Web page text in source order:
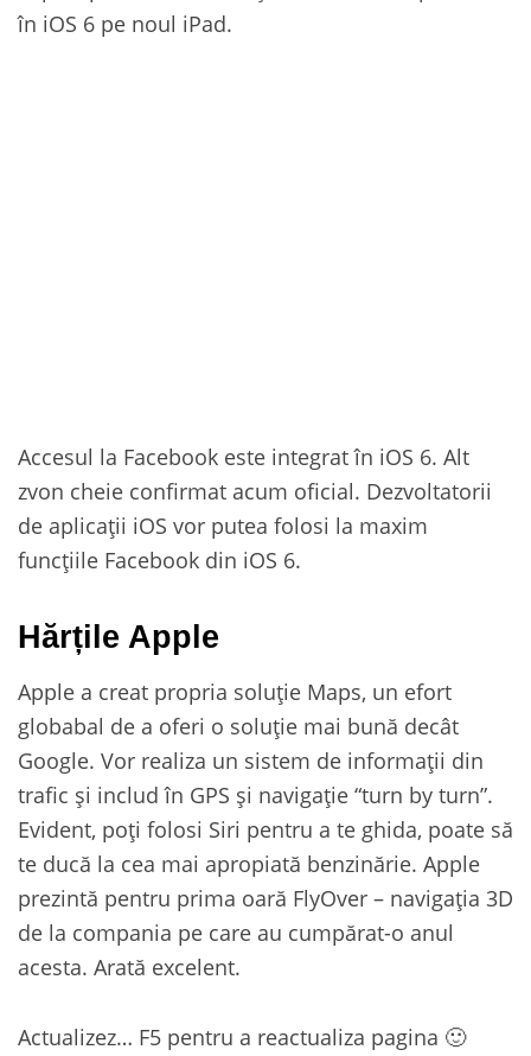
în iOS 6 pe noul iPad.
Accesul la Facebook este integrat în iOS 6. Alt
zvon cheie confirmat acum oficial. Dezvoltatorii
de aplicații iOS vor putea folosi la maxim
funcțiile Facebook din iOS 6.
Hărțile Apple
Apple a creat propria soluție Maps, un efort
globabal de a oferi o soluție mai bună decât
Google. Vor realiza un sistem de informații din
trafic și includ în GPS și navigație “turn by turn”.
Evident, poți folosi Siri pentru a te ghida, poate să
te ducă la cea mai apropiată benzinărie. Apple
prezintă pentru prima oară FlyOver – navigația 3D
de la compania pe care au cumpărat-o anul
acesta. Arată excelent.
Actualizez… F5 pentru a reactualiza pagina 🙂